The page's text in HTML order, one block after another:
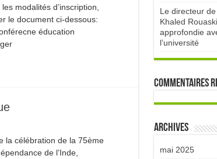
modalités d’inscription,
le document ci-dessous:
éducation
la célébration de la 75ème
de l’Inde,
Le directeur
Khaled
approfondie
l’université
Commentaires
Archives
mai 2025